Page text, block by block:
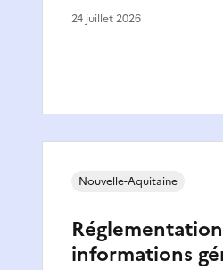
24 juillet 2026
informations
Nouvelle-Aquitaine